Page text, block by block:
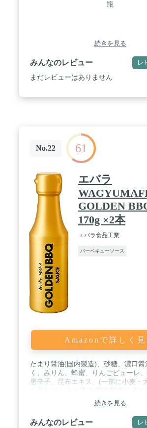
瓶
続きを見る
みんなのレビュー レ
まだレビューはありません
No.22 61
エバラ
GOLDEN
170g ×2本
エバラ食品工業
バーベキューソース
Amazonで詳しく見
たまり醤油(国内製造)、砂糖、濃口醤
く、みりん、蜂蜜、りんごピューレ
唐辛子、昆布エキス、(一部に小麦・
を含む) / たまり醤油(国内製造) / 大
り エネルギー:26kcal、たんぱく質
炭水化物:5.6g、食塩相当量:1.0g / 一
豆・りんごを含む
続きを見る
みんなのレビュー レ